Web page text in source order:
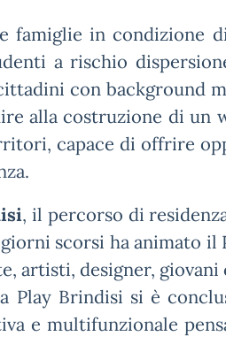
famiglie in condizione
a rischio
con background
alla costruzione di un
capace di offrire
, il percorso di
scorsi ha animato il
artisti, designer, giovani
Play Brindisi si è
e multifunzionale